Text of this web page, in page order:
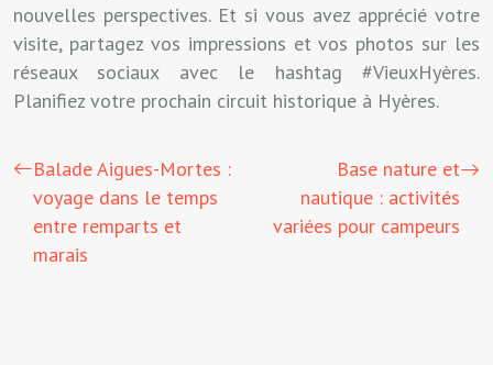
nouvelles perspectives. Et si vous avez apprécié votre
visite, partagez vos impressions et vos photos sur les
réseaux sociaux avec le hashtag #VieuxHyères.
Planifiez votre prochain circuit historique à Hyères.
Balade Aigues-Mortes :
voyage dans le temps
entre remparts et
marais
Base nature et
nautique : activités
variées pour campeurs